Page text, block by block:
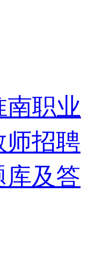
南职业
师招聘
库及答